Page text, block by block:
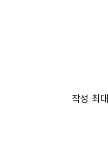
작성 최대